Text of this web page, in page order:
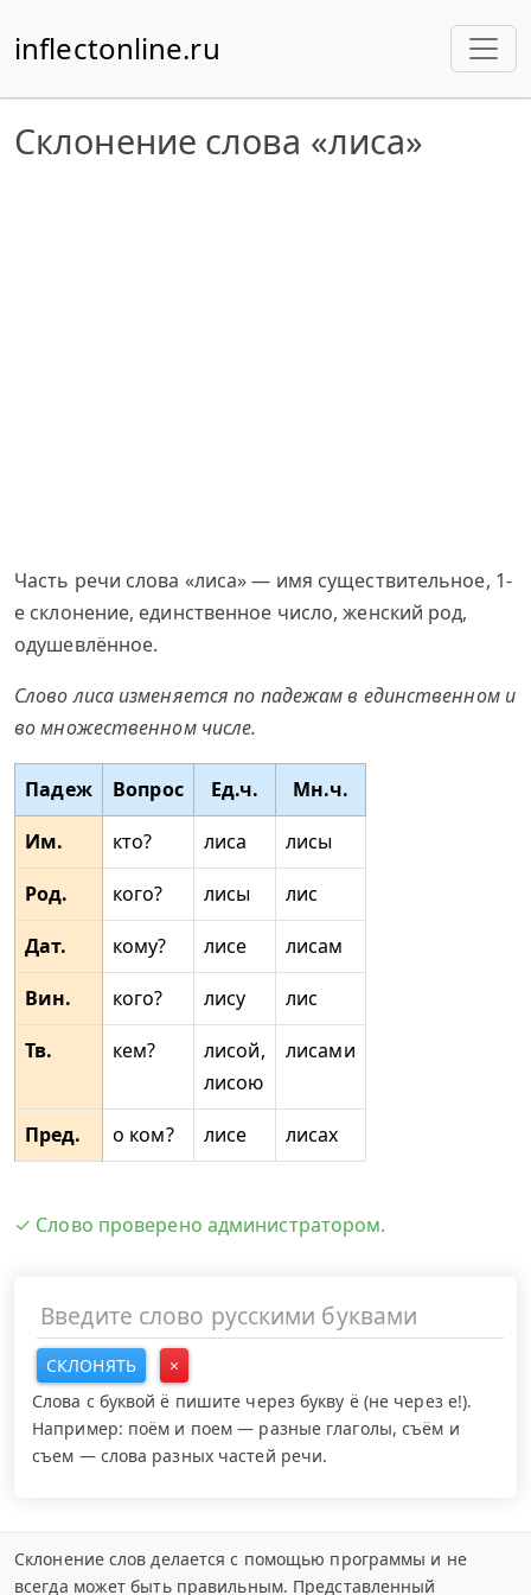
inflectonline.ru
Склонение слова «лиса»
Часть речи слова «лиса» — имя существительное, 1-
е склонение, единственное число, женский род,
одушевлённое.
Слово лиса изменяется по падежам в единственном и
во множественном числе.
Падеж Вопрос Ед.ч.
Мн.ч.
Им.
кто? лиса
лисы
Род.
кого? лисы
лис
Дат.
кому? лисе
лисам
Вин.
кого? лису
лис
Тв.
кем?
лисой,
лисою
лисами
Пред. о ком? лисе лисах
✓ Слово проверено администратором.
СКЛОНЯТЬ
×
Слова с буквой ё пишите через букву ё (не через е!).
Например: поём и поем — разные глаголы, съём и
съем — слова разных частей речи.
Склонение слов делается с помощью программы и не
всегда может быть правильным. Представленный